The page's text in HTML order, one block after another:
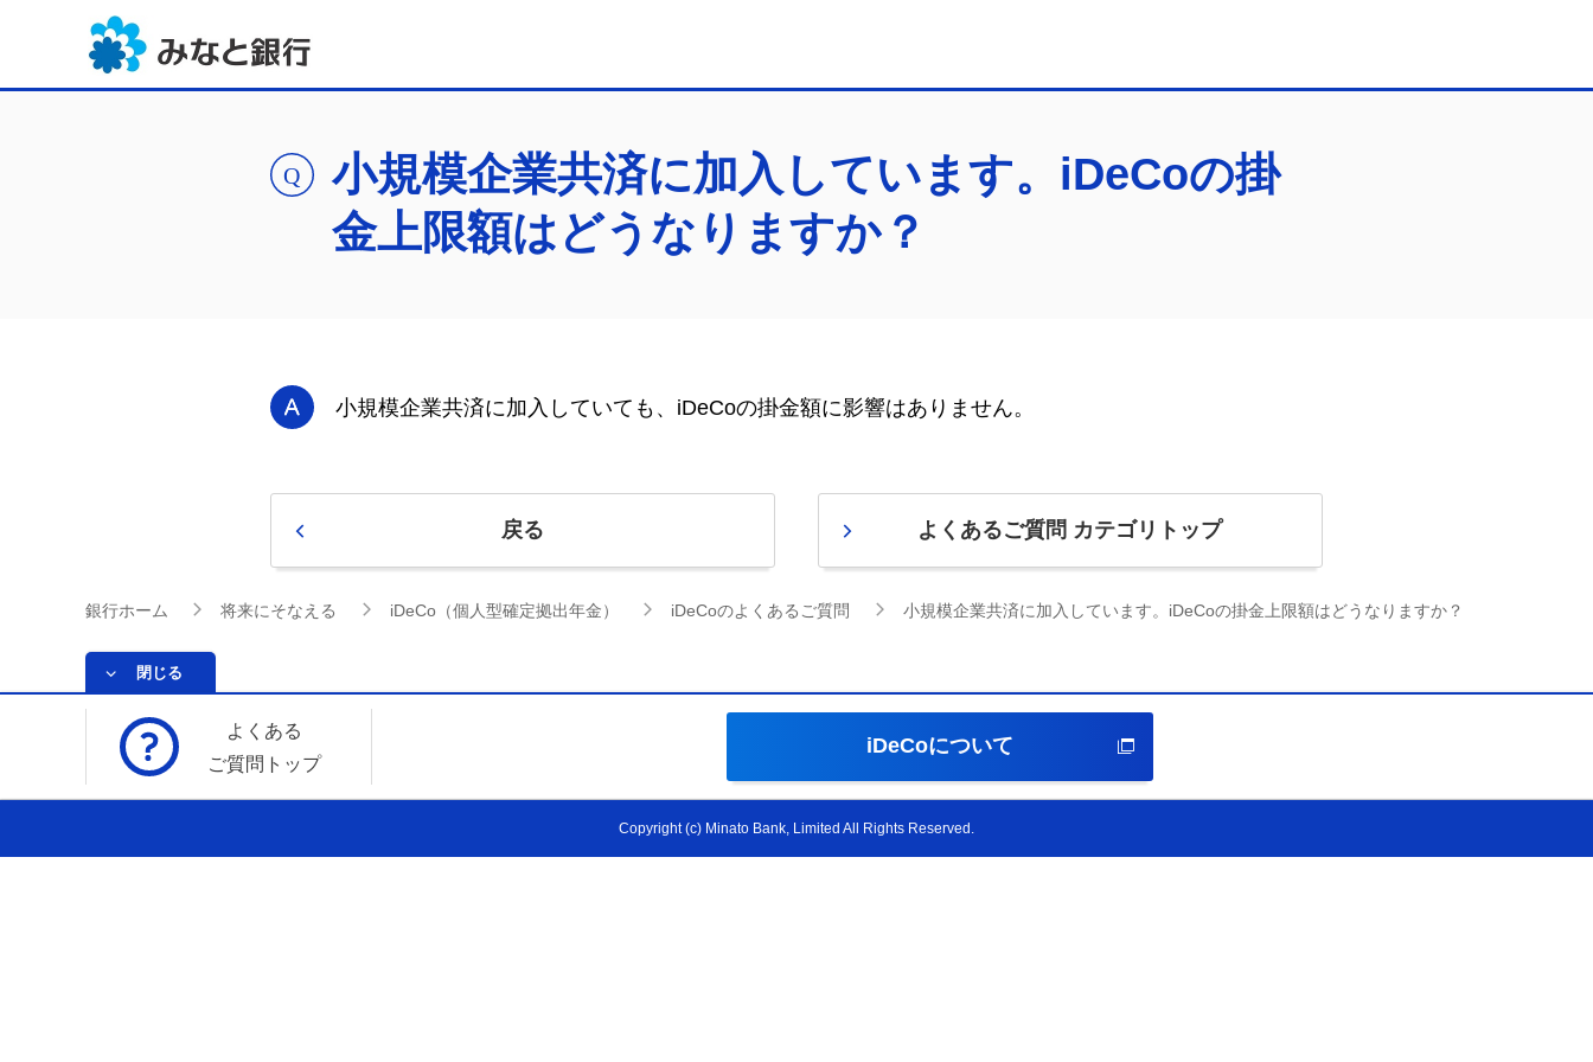
小規模企業共済に加入しています。iDeCoの掛
金上限額はどうなりますか？
小規模企業共済に加入していても、 iDeCoの掛金額に影響はありません。
戻る よくあるご質問 カテゴリトップ
銀行ホーム 将来にそなえる iDeCo（個人型確定拠出年金） iDeCoのよくあるご質問 小規模企業共済に加入しています。iDeCoの掛金上限額はどうなりますか？
閉じる
よくある
ご質問トップ
iDeCoについて
Copyright (c) Minato Bank, Limited All Rights Reserved.